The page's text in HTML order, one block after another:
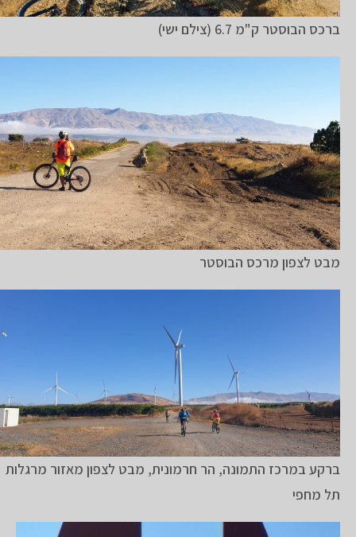
ברכס הבוסטר ק"מ 6.7 (צילם ישי)
מבט לצפון מרכס הבוסטר
ברקע במרכז התמונה, הר חרמונית, מבט לצפון מאזור מרגלות
תל מחפי